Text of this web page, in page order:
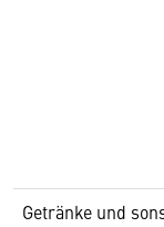
Getränke und